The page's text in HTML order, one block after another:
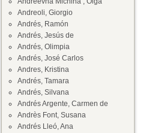
Andreoli, Giorgio
Andrés, Ramón
Andrés, Jesús de
Andrés, Olimpia
Andrés, José Carlos
Andres, Kristina
Andrés, Tamara
Andrés, Silvana
Andrés Argente, Carmen de
Andrès Font, Susana
Andrés Lleó, Ana